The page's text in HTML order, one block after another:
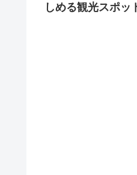
しめる観光スポッ